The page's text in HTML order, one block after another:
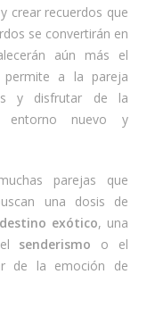
crear recuerdos que
se convertirán en
aún más el
a la pareja
y disfrutar de la
nuevo y
parejas que
una dosis de
destino exótico, una
senderismo o el
de la emoción de